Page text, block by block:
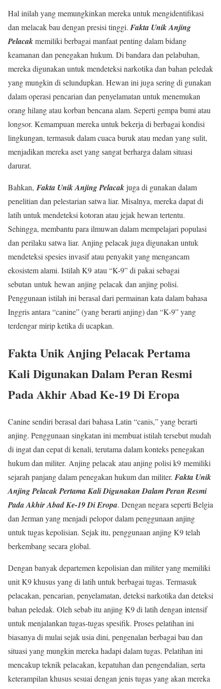
Hal inilah yang memungkinkan mereka untuk mengidentifikasi
dan melacak bau dengan presisi tinggi. Fakta Unik Anjing
Pelacakmemiliki berbagai manfaat penting dalam bidang
keamanan dan penegakan hukum. Di bandara dan pelabuhan,
mereka digunakan untuk mendeteksi narkotika dan bahan peledak
yang mungkin di selundupkan. Hewan ini juga sering di gunakan
dalam operasi pencarian dan penyelamatan untuk menemukan
orang hilang atau korban bencana alam. Seperti gempa bumi atau
longsor. Kemampuan mereka untuk bekerja di berbagai kondisi
lingkungan, termasuk dalam cuaca buruk atau medan yang sulit,
menjadikan mereka aset yang sangat berharga dalam situasi
darurat.
Bahkan, Fakta Unik Anjing Pelacakjuga di gunakan dalam
penelitian dan pelestarian satwa liar. Misalnya, mereka dapat di
latih untuk mendeteksi kotoran atau jejak hewan tertentu.
Sehingga, membantu para ilmuwan dalam mempelajari populasi
dan perilaku satwa liar. Anjing pelacak juga digunakan untuk
mendeteksi spesies invasif atau penyakit yang mengancam
ekosistem alami. Istilah K9 atau “K-9” di pakai sebagai
sebutan untuk hewan anjing pelacak dan anjing polisi.
Penggunaan istilah ini berasal dari permainan kata dalam bahasa
Inggris antara “canine” (yang berarti anjing) dan “K-9” yang
terdengar mirip ketika di ucapkan.
Fakta Unik Anjing PelacakPertama
Kali Digunakan Dalam Peran Resmi
Pada Akhir Abad Ke-19 Di Eropa
Canine sendiri berasal dari bahasa Latin “canis,” yang berarti
anjing. Penggunaan singkatan ini membuat istilah tersebut mudah
di ingat dan cepat di kenali, terutama dalam konteks penegakan
hukum dan militer. Anjing pelacak atau anjing polisi k9 memiliki
sejarah panjang dalam penegakan hukum dan militer. Fakta Unik
Anjing PelacakPertama Kali Digunakan Dalam Peran Resmi
Pada Akhir Abad Ke-19 Di Eropa. Dengan negara seperti Belgia
dan Jerman yang menjadi pelopor dalam penggunaan anjing
untuk tugas kepolisian. Sejak itu, penggunaan anjing K9 telah
berkembang secara global.
Dengan banyak departemen kepolisian dan militer yang memiliki
unit K9 khusus yang di latih untuk berbagai tugas. Termasuk
pelacakan, pencarian, penyelamatan, deteksi narkotika dan deteksi
bahan peledak. Oleh sebab itu anjing K9 di latih dengan intensif
untuk menjalankan tugas-tugas spesifik. Proses pelatihan ini
biasanya di mulai sejak usia dini, pengenalan berbagai bau dan
situasi yang mungkin mereka hadapi dalam tugas. Pelatihan ini
mencakup teknik pelacakan, kepatuhan dan pengendalian, serta
keterampilan khusus sesuai dengan jenis tugas yang akan mereka